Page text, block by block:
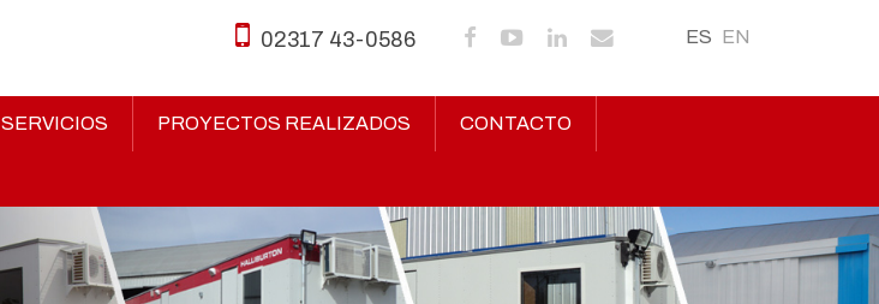
ES EN
02317 43-0586
SERVICIOS PROYECTOS REALIZADOS CONTACTO